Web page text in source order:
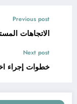
Previous post
الاتجاهات
Next post
خطوات إجراء